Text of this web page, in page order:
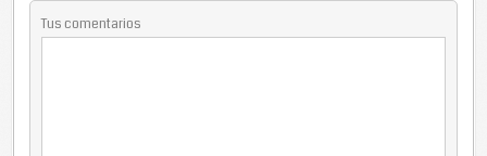
Tus comentarios